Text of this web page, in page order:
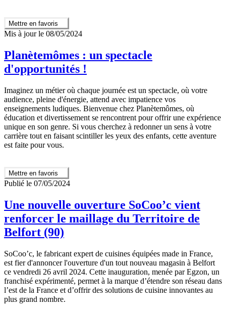
Mettre en favoris
Mis à jour le 08/05/2024
Planètemômes : un spectacle
d'opportunités !
Imaginez un métier où chaque journée est un spectacle, où votre
audience, pleine d'énergie, attend avec impatience vos
enseignements ludiques. Bienvenue chez Planètemômes, où
éducation et divertissement se rencontrent pour offrir une expérience
unique en son genre. Si vous cherchez à redonner un sens à votre
carrière tout en faisant scintiller les yeux des enfants, cette aventure
est faite pour vous.
Mettre en favoris
Publié le 07/05/2024
Une nouvelle ouverture SoCoo’c vient
renforcer le maillage du Territoire de
Belfort (90)
SoCoo’c, le fabricant expert de cuisines équipées made in France,
est fier d'annoncer l'ouverture d'un tout nouveau magasin à Belfort
ce vendredi 26 avril 2024. Cette inauguration, menée par Egzon, un
franchisé expérimenté, permet à la marque d’étendre son réseau dans
l’est de la France et d’offrir des solutions de cuisine innovantes au
plus grand nombre.